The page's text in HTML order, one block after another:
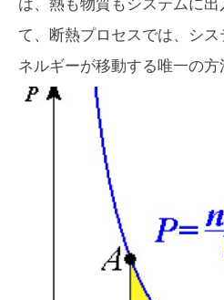
は、熱も物質もシステムに
て、断熱プロセスでは、シ
ネルギーが移動する唯一の方